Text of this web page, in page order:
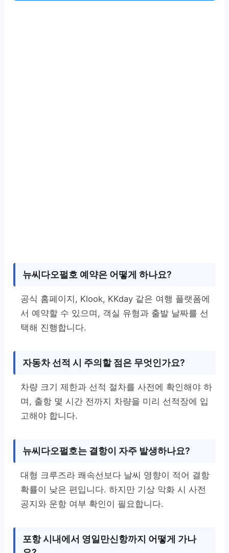
뉴씨다오펄호 예약은 어떻게 하나요?
공식 홈페이지, Klook, KKday 같은 여행 플랫폼에
서 예약할 수 있으며, 객실 유형과 출발 날짜를 선
택해 진행합니다.
자동차 선적 시 주의할 점은 무엇인가요?
차량 크기 제한과 선적 절차를 사전에 확인해야 하
며, 출항 몇 시간 전까지 차량을 미리 선적장에 입
고해야 합니다.
뉴씨다오펄호는 결항이 자주 발생하나요?
대형 크루즈라 쾌속선보다 날씨 영향이 적어 결항
확률이 낮은 편입니다. 하지만 기상 악화 시 사전
공지와 운항 여부 확인이 필요합니다.
포항 시내에서 영일만신항까지 어떻게 가나